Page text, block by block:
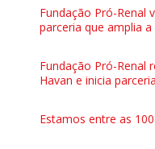
Fundação Pró-Renal
parceria que amplia
Fundação Pró-Renal
Havan e inicia
Estamos entre as